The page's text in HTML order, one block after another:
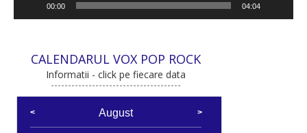
00:00 04:04
CALENDARUL VOX POP ROCK
Informatii - click pe fiecare data
August